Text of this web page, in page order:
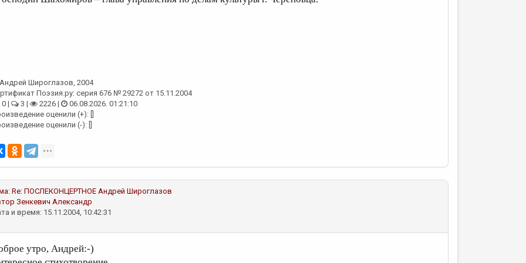
Андрей Широглазов, 2004
Поэзия.ру: серия 676 № 29272 от 15.11.2004
0 |
3 | 2226 |
06.08.2026. 01:21:10
оценили (+): []
оценили (-): []
Re: ПОСЛЕКОНЦЕРТНОЕ Андрей Широглазов
Зенкевич Александр
и время: 15.11.2004, 10:42:31
утро, Андрей:-)